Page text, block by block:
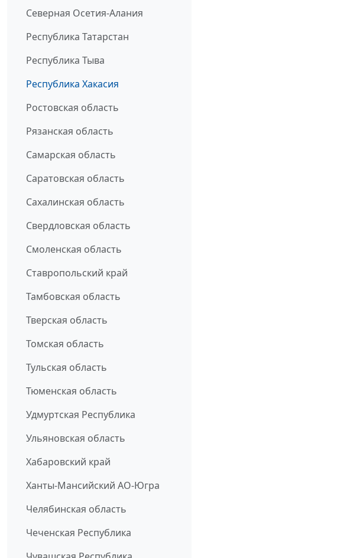
Северная Осетия-Алания
Республика Татарстан
Республика Тыва
Республика Хакасия
Ростовская область
Рязанская область
Самарская область
Саратовская область
Сахалинская область
Свердловская область
Смоленская область
Ставропольский край
Тамбовская область
Тверская область
Томская область
Тульская область
Тюменская область
Удмуртская Республика
Ульяновская область
Хабаровский край
Ханты-Мансийский АО-Югра
Челябинская область
Чеченская Республика